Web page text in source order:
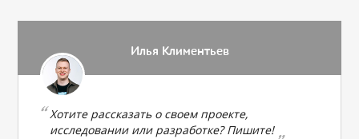
Илья Климентьев
Хотите рассказать о своем проекте,
исследовании или разработке? Пишите!